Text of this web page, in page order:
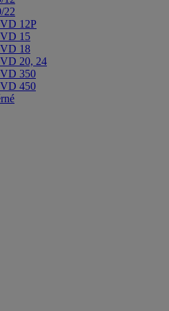
22
12P
15
18
20, 24
350
450